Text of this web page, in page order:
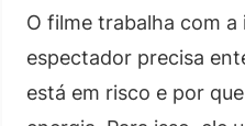
O filme trabalha com a
espectador precisa
está em risco e por